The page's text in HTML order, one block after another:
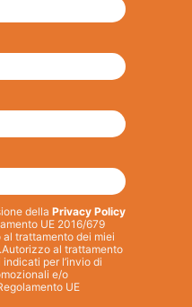
della Privacy Policy
UE 2016/679
al trattamento dei miei
Autorizzo al trattamento
per l’invio di
e/o
UE